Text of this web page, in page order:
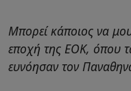
Μπορεί κάποιος να
εποχή της ΕΟΚ, όπου
ευνόησαν τον